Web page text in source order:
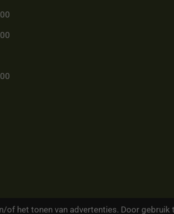
het tonen van advertenties. Door gebruik